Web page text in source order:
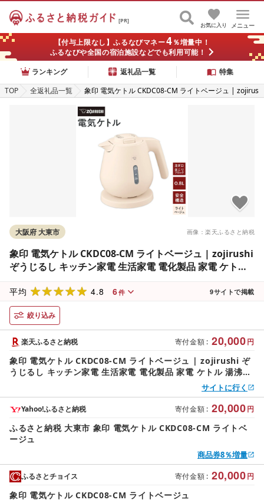
[PR]
メニュー
お気に入り
【付与上限なし】ふるなびマネー4％増量中！
ふるなびや全国の宿泊施設などでも利用可能！
ランキング
返礼品一覧
特集
TOP
全返礼品一覧
象印 電気ケトル CKDC08-CM ライトベージュ | zojirus
トル 湯沸かしケトル お湯 湯沸かし 電気
画像：楽天ふるさと納税
大阪府 大東市
象印 電気ケトル CKDC08-CM ライトベージュ | zojirushi
ぞうじるし キッチン家電 生活家電 電化製品 家電 ケトル
平均 4.8 6件 9サイトで掲載
絞り込み
寄付金額 : 20,000円
楽天ふるさと納税
象印 電気ケトル CKDC08-CM ライトベージュ | zojirushi ぞ
うじるし キッチン家電 生活家電 電化製品 家電 ケトル 湯沸か
サイトに行く
寄付金額 : 20,000円
Yahoo!ふるさと納税
ふるさと納税 大東市 象印 電気ケトル CKDC08-CM ライトベ
ージュ
商品券8％増量
寄付金額 : 20,000円
ふるさとチョイス
象印 電気ケトル CKDC08-CM ライトベージュ